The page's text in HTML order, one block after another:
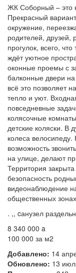
ЖК Соборный – это
Прекрасный
окружение,
родителей, друзей,
прогулок, всего,
ждёт уютное
оконные проемы с
балконные двери
всё это позволяет
тепло и уют.
повседневные
колясочные
детские коляски. В
колеса велосипеду.
возможность
на улице, делают
Территория
безопасность
видеонаблюдение
общественных
. ,, cанузел
8 340 000 a
100 000 за м2
Добавлено: 14
Обновлено: 13